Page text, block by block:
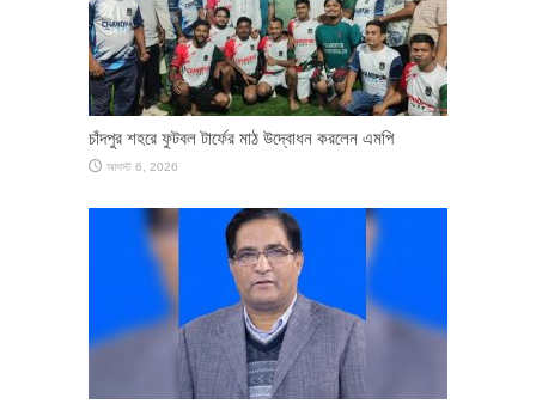
চাঁদপুর শহরে ফুটবল টার্ফের মাঠ উদ্বোধন করলেন এমপি
আগস্ট 6, 2026